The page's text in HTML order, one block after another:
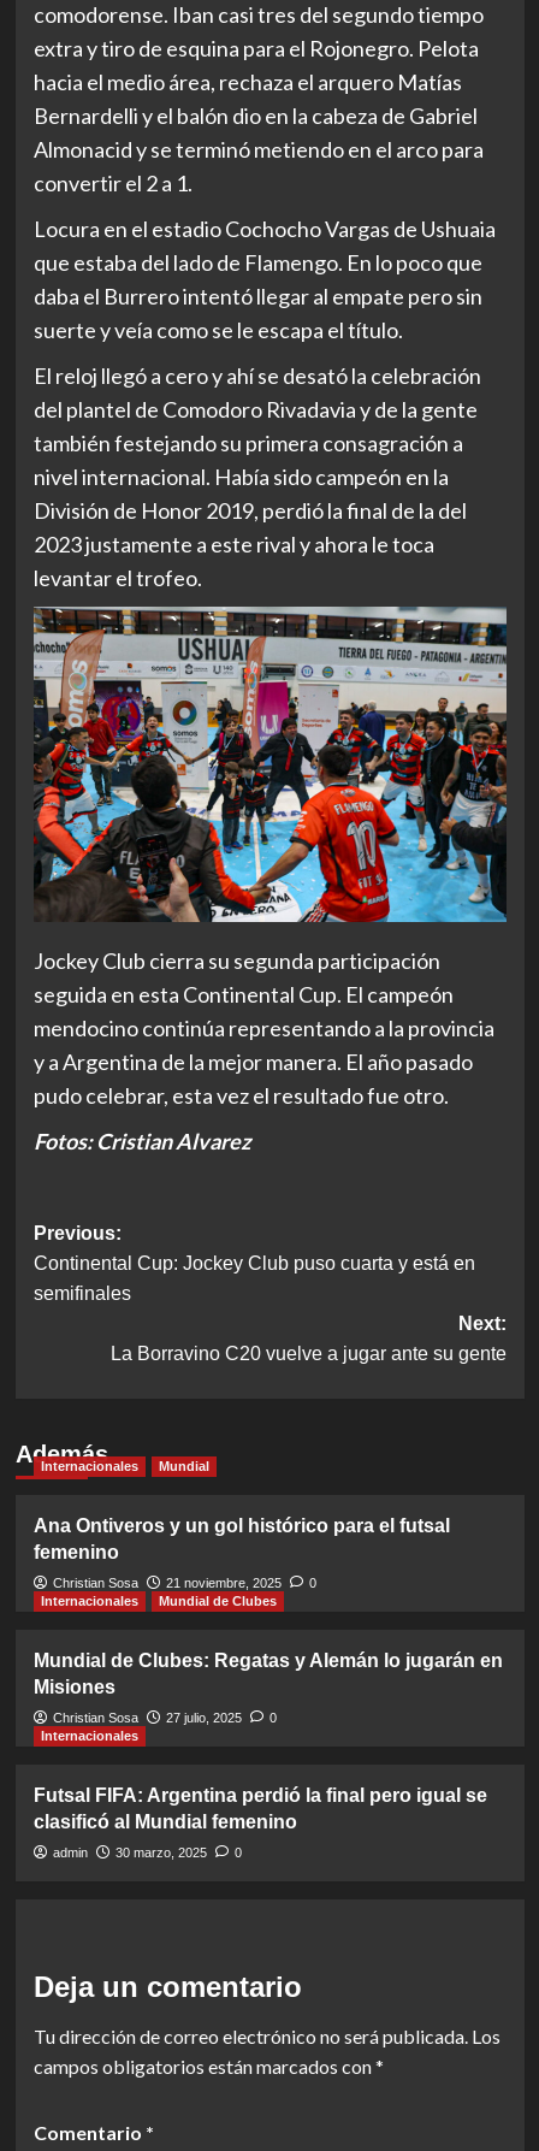
comodorense. Iban casi tres del segundo tiempo
extra y tiro de esquina para el Rojonegro. Pelota
hacia el medio área, rechaza el arquero Matías
Bernardelli y el balón dio en la cabeza de Gabriel
Almonacid y se terminó metiendo en el arco para
convertir el 2 a 1.
Locura en el estadio Cochocho Vargas de Ushuaia
que estaba del lado de Flamengo. En lo poco que
daba el Burrero intentó llegar al empate pero sin
suerte y veía como se le escapa el título.
El reloj llegó a cero y ahí se desató la celebración
del plantel de Comodoro Rivadavia y de la gente
también festejando su primera consagración a
nivel internacional. Había sido campeón en la
División de Honor 2019, perdió la final de la del
2023 justamente a este rival y ahora le toca
levantar el trofeo.
Jockey Club cierra su segunda participación
seguida en esta Continental Cup. El campeón
mendocino continúa representando a la provincia
y a Argentina de la mejor manera. El año pasado
pudo celebrar, esta vez el resultado fue otro.
Fotos: Cristian Alvarez
Post
navigation
Previous:
Continental Cup: Jockey Club puso cuarta y está en
semifinales
Next:
La Borravino C20 vuelve a jugar ante su gente
Además
Internacionales Mundial
Ana Ontiveros y un gol histórico para el futsal
femenino
Christian Sosa 21 noviembre, 2025
0
Internacionales
Mundial de Clubes
Mundial de Clubes: Regatas y Alemán lo jugarán en
Misiones
Christian Sosa 27 julio, 2025
0
Internacionales
Futsal FIFA: Argentina perdió la final pero igual se
clasificó al Mundial femenino
admin 30 marzo, 2025 0
Deja un comentario
Tu dirección de correo electrónico no será publicada. Los
campos obligatorios están marcados con*
Comentario *